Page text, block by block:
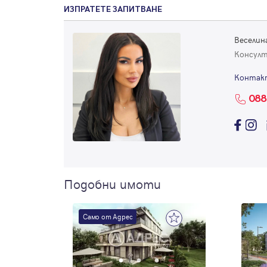
ИЗПРАТЕТЕ ЗАПИТВАНЕ
Подобни имоти
Само от Адрес